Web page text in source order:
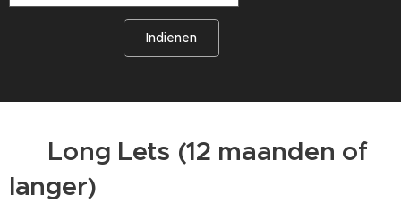
Indienen
📅 Long Lets (12 maanden of
langer)